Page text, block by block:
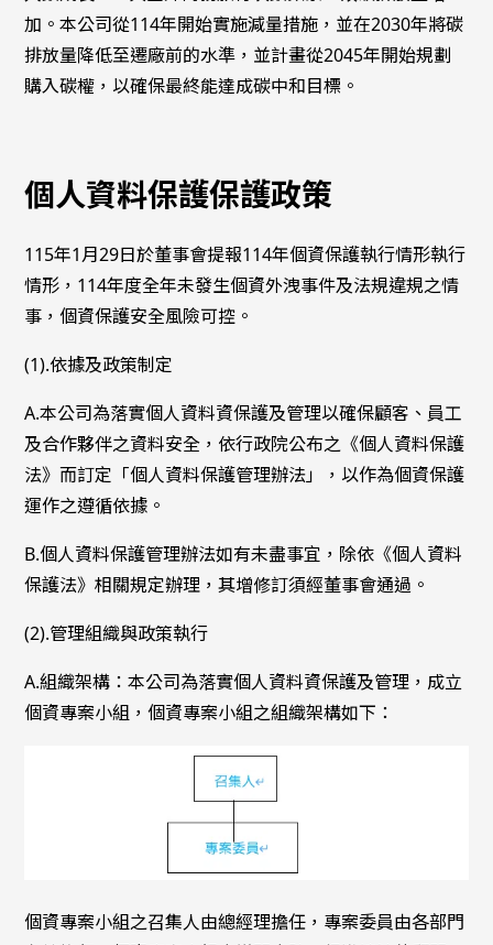
加。本公司從114年開始實施減量措施，並在2030年將碳
排放量降低至遷廠前的水準，並計畫從2045年開始規劃
購入碳權，以確保最終能達成碳中和目標。
個人資料保護保護政策
115年1月29日於董事會提報114年個資保護執行情形執行
情形，114年度全年未發生個資外洩事件及法規違規之情
事，個資保護安全風險可控。
(1).依據及政策制定
A.本公司為落實個人資料資保護及管理以確保顧客、員工
及合作夥伴之資料安全，依行政院公布之《個人資料保護
法》而訂定「個人資料保護管理辦法」，以作為個資保護
運作之遵循依據。
B.個人資料保護管理辦法如有未盡事宜，除依《個人資料
保護法》相關規定辦理，其增修訂須經董事會通過。
(2).管理組織與政策執行
A.組織架構：本公司為落實個人資料資保護及管理，成立
個資專案小組，個資專案小組之組織架構如下：
個資專案小組之召集人由總經理擔任，專案委員由各部門